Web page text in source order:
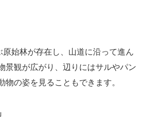
始林が存在し、山道に沿って進ん
景観が広がり、辺りにはサルやパン
物の姿を見ることもできます。